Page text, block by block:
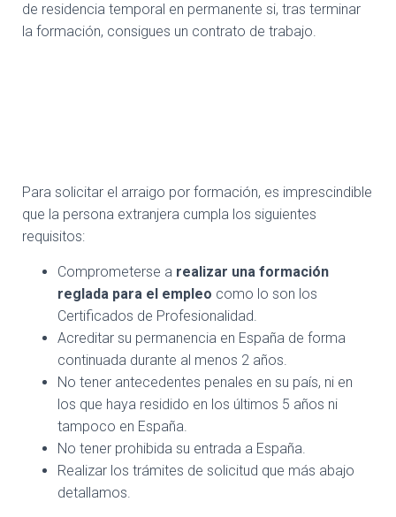
de residencia temporal en permanente si, tras terminar
la formación, consigues un contrato de trabajo.
Para solicitar el arraigo por formación, es imprescindible
que la persona extranjera cumpla los siguientes
requisitos:
Comprometerse a realizar una formación
reglada para el empleo como lo son los
Certificados de Profesionalidad.
Acreditar su permanencia en España de forma
continuada durante al menos 2 años.
No tener antecedentes penales en su país, ni en
los que haya residido en los últimos 5 años ni
tampoco en España.
No tener prohibida su entrada a España.
Realizar los trámites de solicitud que más abajo
detallamos.